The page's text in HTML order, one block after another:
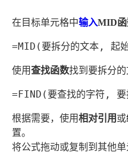
在目标单元格中输入MID函
=MID(要拆分的文本, 起
使用查找函数找到要拆分的
=FIND(要查找的字符, 要
根据需要，使用相对引用 或
置。
将公式拖动或复制到其他单